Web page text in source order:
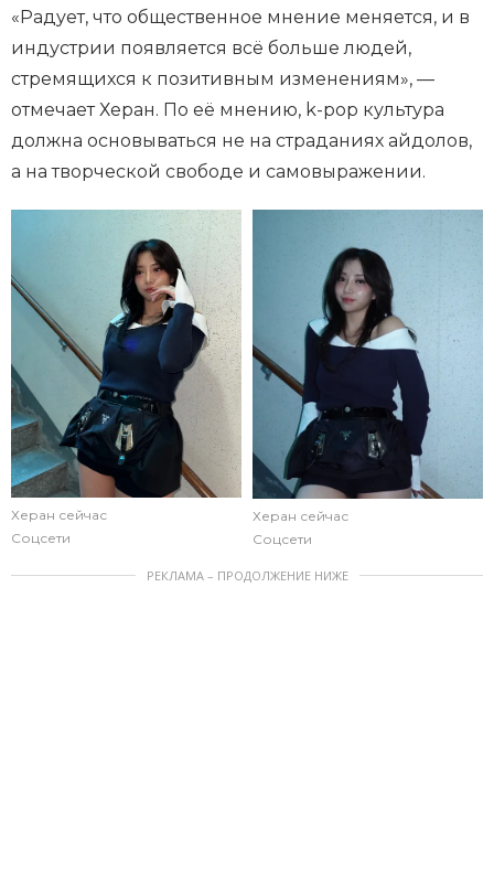
«Радует, что общественное мнение меняется, и в
индустрии появляется всё больше людей,
стремящихся к позитивным изменениям», —
отмечает Херан. По её мнению, k-pop культура
должна основываться не на страданиях айдолов,
а на творческой свободе и самовыражении.
Херан сейчас
Соцсети
Херан сейчас
Соцсети
РЕКЛАМА – ПРОДОЛЖЕНИЕ НИЖЕ